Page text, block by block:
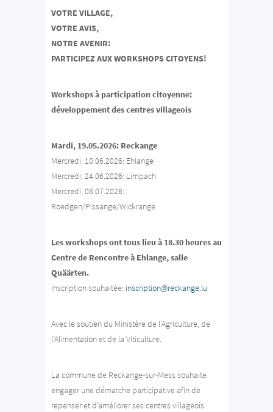
VOTRE VILLAGE,
VOTRE AVIS,
NOTRE AVENIR:
PARTICIPEZ AUX WORKSHOPS CITOYENS!
Workshops à participation citoyenne:
développement des centres villageois
Mardi, 19.05.2026: Reckange
Mercredi, 10.06.2026: Ehlange
Mercredi, 24.06.2026: Limpach
Mercredi, 08.07.2026:
Roedgen/Pissange/Wickrange
Les workshops ont tous lieu à 18.30 heures au
Centre de Rencontre à Ehlange, salle
Quäärten.
Inscription souhaitée: inscription@reckange.lu
Avec le soutien du Ministère de l’Agriculture, de
l’Alimentation et de la Viticulture.
La commune de Reckange-sur-Mess souhaite
engager une démarche participative afin de
repenser et d’améliorer ses centres villageois.